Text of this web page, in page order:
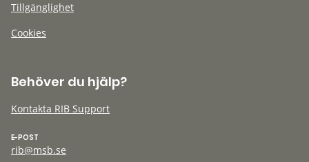
Tillgänglighet
Cookies
Behöver du hjälp?
Kontakta RIB Support
E-POST
rib@msb.se